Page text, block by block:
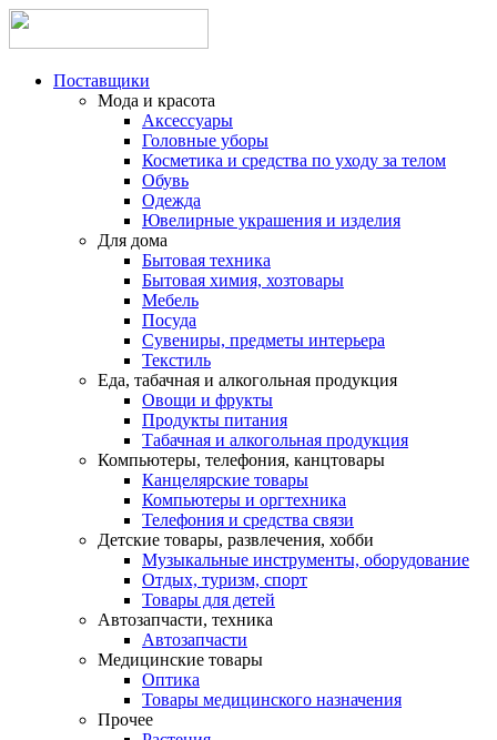
Поставщики
Мода и красота
Аксессуары
Головные уборы
Косметика и средства по уходу за телом
Обувь
Одежда
Ювелирные украшения и изделия
Для дома
Бытовая техника
Бытовая химия, хозтовары
Мебель
Посуда
Сувениры, предметы интерьера
Текстиль
Еда, табачная и алкогольная продукция
Овощи и фрукты
Продукты питания
Табачная и алкогольная продукция
Компьютеры, телефония, канцтовары
Канцелярские товары
Компьютеры и оргтехника
Телефония и средства связи
Детские товары, развлечения, хобби
Музыкальные инструменты, оборудование
Отдых, туризм, спорт
Товары для детей
Автозапчасти, техника
Автозапчасти
Медицинские товары
Оптика
Товары медицинского назначения
Прочее